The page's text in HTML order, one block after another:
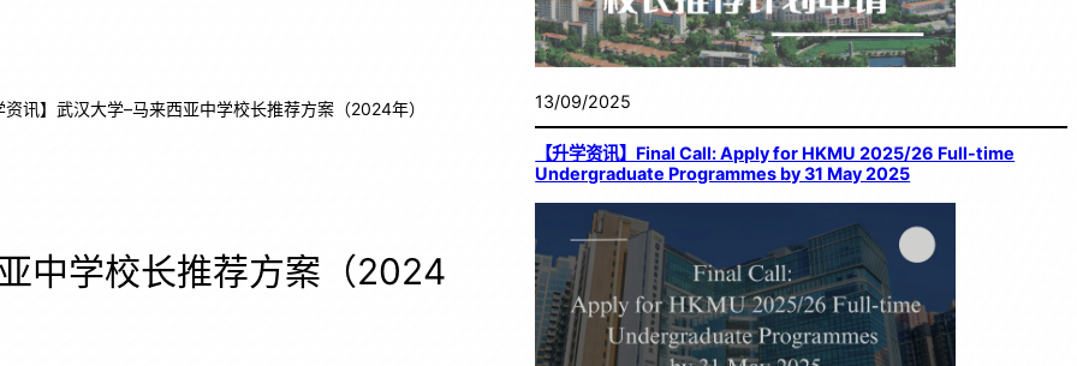
资讯】武汉大学–马来西亚中学校长推荐方案（2024年）
中学校长推荐方案（2024
13/09/2025
【升学资讯】Final Call: Apply for HKMU 2025/26 Full-time
Undergraduate Programmes by 31 May 2025